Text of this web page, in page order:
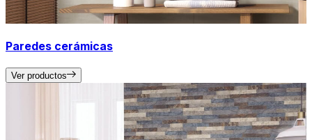
Paredes cerámicas
Ver productos